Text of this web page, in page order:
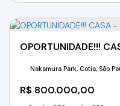
R$ 800.000,00
Nakamura Park, Cotia, São